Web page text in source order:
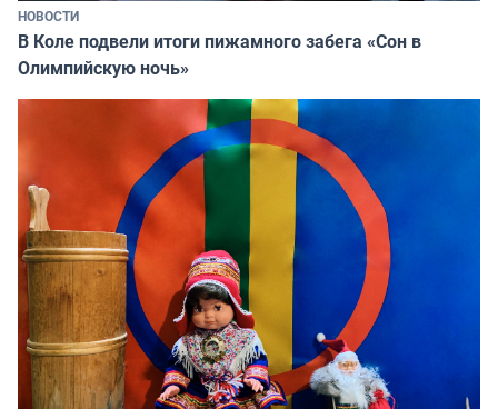
НОВОСТИ
В Коле подвели итоги пижамного забега «Сон в
Олимпийскую ночь»